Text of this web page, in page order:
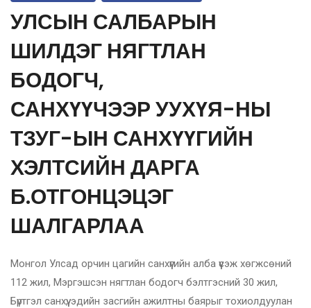
УЛСЫН САЛБАРЫН
ШИЛДЭГ НЯГТЛАН
БОДОГЧ,
САНХҮҮЧЭЭР УУХҮЯ-НЫ
ТЗУГ-ЫН САНХҮҮГИЙН
ХЭЛТСИЙН ДАРГА
Б.ОТГОНЦЭЦЭГ
ШАЛГАРЛАА
Монгол Улсад орчин цагийн санхүүгийн алба үүсэж хөгжсөний
112 жил, Мэргэшсэн нягтлан бодогч бэлтгэсний 30 жил,
Бүртгэл санхүү, эдийн засгийн ажилтны баярыг тохиолдуулан